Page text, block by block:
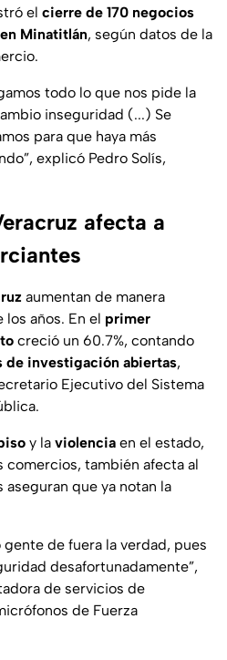
el cierre de 170 negocios
Minatitlán, según datos de la
todo lo que nos pide la
inseguridad (...) Se
para que haya más
”, explicó Pedro Solís,
afecta a
aumentan de manera
los años. En el primer
creció un 60.7%, contando
de investigación abiertas,
Ejecutivo del Sistema
y la violencia en el estado,
comercios, también afecta al
que ya notan la
gente de fuera la verdad, pues
desafortunadamente”,
de servicios de
de Fuerza